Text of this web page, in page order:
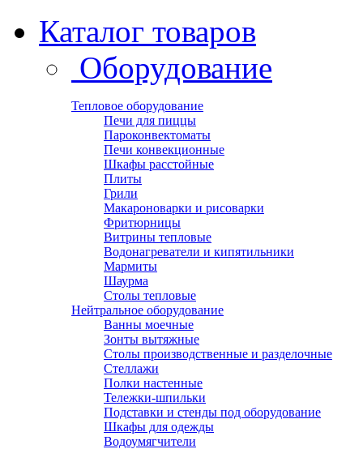
Каталог товаров
Оборудование
Тепловое оборудование
Печи для пиццы
Пароконвектоматы
Печи конвекционные
Шкафы расстойные
Плиты
Грили
Макароноварки и рисоварки
Фритюрницы
Витрины тепловые
Водонагреватели и кипятильники
Мармиты
Шаурма
Столы тепловые
Нейтральное оборудование
Ванны моечные
Зонты вытяжные
Столы производственные и разделочные
Стеллажи
Полки настенные
Тележки-шпильки
Подставки и стенды под оборудование
Шкафы для одежды
Водоумягчители